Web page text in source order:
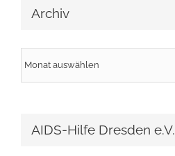
Archiv
Archiv
AIDS-Hilfe Dresden e.V.